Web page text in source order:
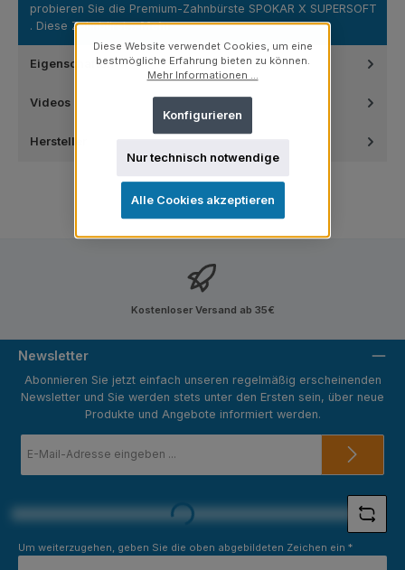
probieren Sie die Premium-Zahnbürste SPOKAR X SUPERSOFT
. Diese Zahnbürst…Mehr
Eigenschaften
Videos
Hersteller
Kostenloser Versand ab 35€
Newsletter
Abonnieren Sie jetzt einfach unseren regelmäßig erscheinenden
Newsletter und Sie werden stets unter den Ersten sein, über neue
Produkte und Angebote informiert werden.
Mail-
Loading...
Um weiterzugehen, geben Sie die oben abgebildeten Zeichen ein *
Diese Website verwendet Cookies, um eine
bestmögliche Erfahrung bieten zu können.
Mehr Informationen ...
Nur technisch notwendige
Konfigurieren
Alle Cookies akzeptieren